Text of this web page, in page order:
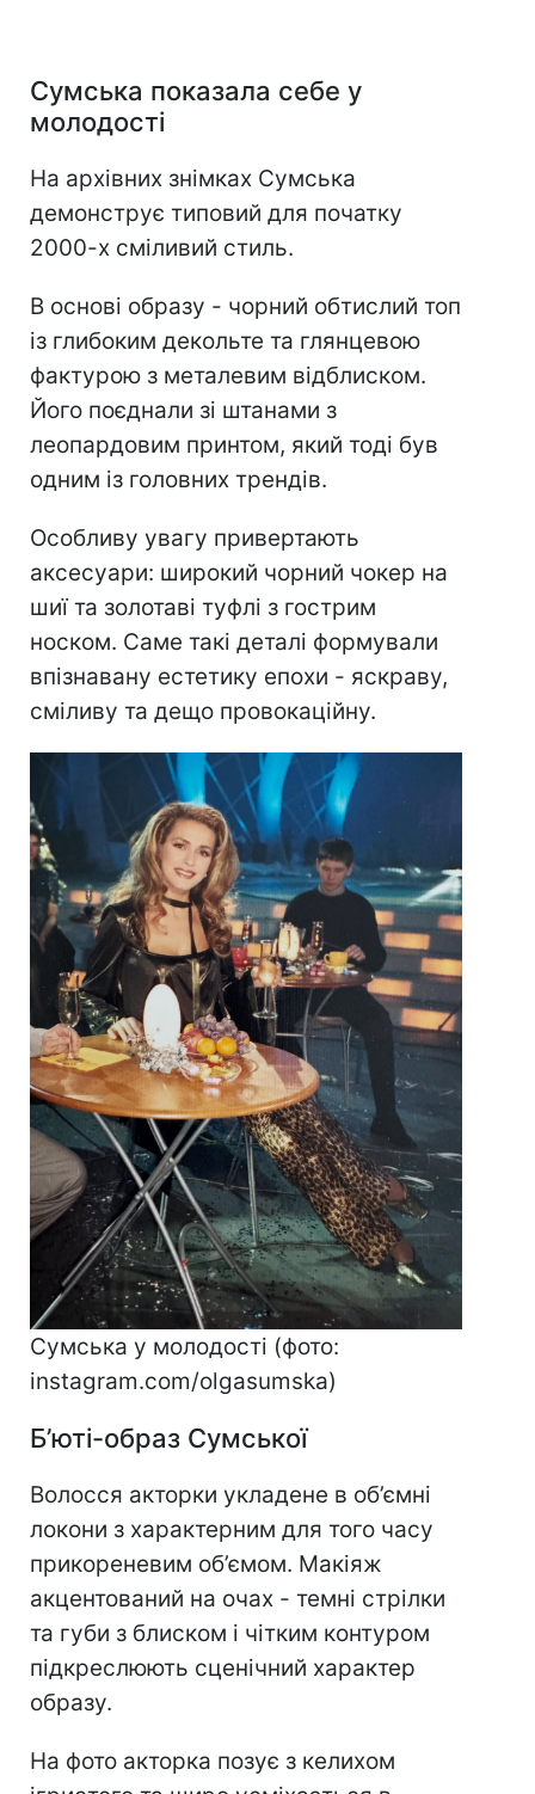
Сумська показала себе у
молодості
На архівних знімках Сумська
демонструє типовий для початку
2000-х сміливий стиль.
В основі образу - чорний обтислий топ
із глибоким декольте та глянцевою
фактурою з металевим відблиском.
Його поєднали зі штанами з
леопардовим принтом, який тоді був
одним із головних трендів.
Особливу увагу привертають
аксесуари: широкий чорний чокер на
шиї та золотаві туфлі з гострим
носком. Саме такі деталі формували
впізнавану естетику епохи - яскраву,
сміливу та дещо провокаційну.
Сумська у молодості (фото:
instagram.com/olgasumska)
Б’юті-образ Сумської
Волосся акторки укладене в об’ємні
локони з характерним для того часу
прикореневим об’ємом. Макіяж
акцентований на очах - темні стрілки
та губи з блиском і чітким контуром
підкреслюють сценічний характер
образу.
На фото акторка позує з келихом